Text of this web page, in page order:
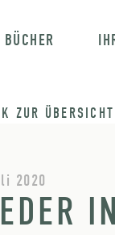
BÜCHER
ZUR ÜBERSICHT
2020